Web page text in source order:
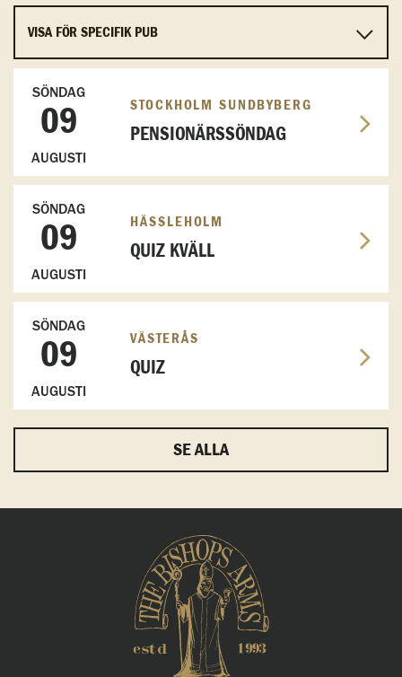
SÖNDAG
09
AUGUSTI
STOCKHOLM SUNDBYBERG
PENSIONÄRSSÖNDAG
SÖNDAG
09
AUGUSTI
HÄSSLEHOLM
QUIZ KVÄLL
SÖNDAG
09
AUGUSTI
VÄSTERÅS
QUIZ
SE ALLA